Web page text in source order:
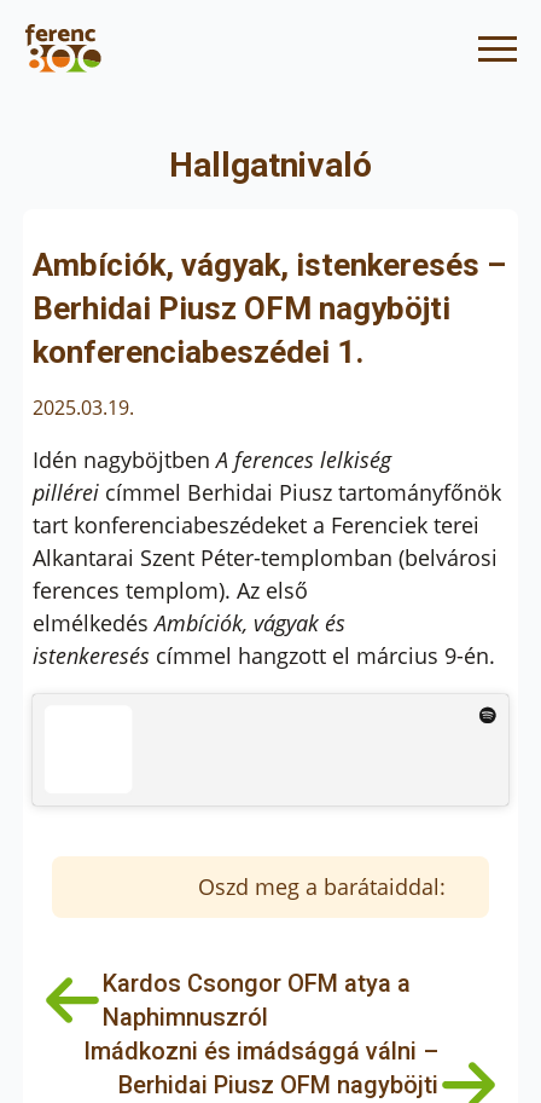
Hallgatnivaló
Ambíciók, vágyak, istenkeresés –
Berhidai Piusz OFM nagyböjti
konferenciabeszédei 1.
2025.03.19.
Idén nagyböjtbenA ferences lelkiség
pilléreicímmel Berhidai Piusz tartományfőnök
tart konferenciabeszédeket a Ferenciek terei
Alkantarai Szent Péter-templomban (belvárosi
ferences templom). Az első
elmélkedésAmbíciók, vágyak és
istenkereséscímmel hangzott el március 9-én.
Oszd meg a barátaiddal:
Kardos Csongor OFM atya a
Naphimnuszról
Imádkozni és imádsággá válni –
Berhidai Piusz OFM nagyböjti